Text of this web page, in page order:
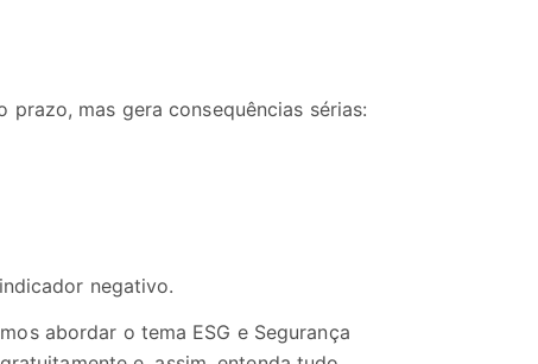
mas gera consequências sérias:
negativo.
abordar o tema ESG e Segurança